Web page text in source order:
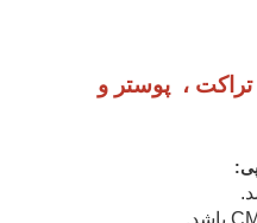
تراکت ، پوستر و
: